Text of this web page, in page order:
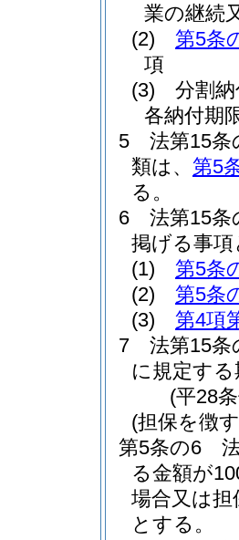
業の継続
(2)
第5条
項
(3)
分割
各納付期
5
法第15条
類は、 第5
る。
6
法第15
掲げる事
(1)
第5条
(2)
第5条
(3)
第4項
7
法第15条
に規定す
(平28
(担保を徴
第5条の6
る金額が
場合又は
とする。